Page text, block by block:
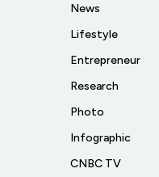
News
Lifestyle
Entrepreneur
Research
Photo
Infographic
CNBC TV